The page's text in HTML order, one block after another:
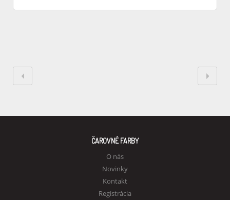
ČAROVNÉ FARBY
O nás
Novinky
Kontakt
Registrácia